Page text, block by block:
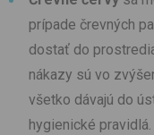
prípade črevných
dostať do
nákazy sú vo
všetko dávajú do
hygienické